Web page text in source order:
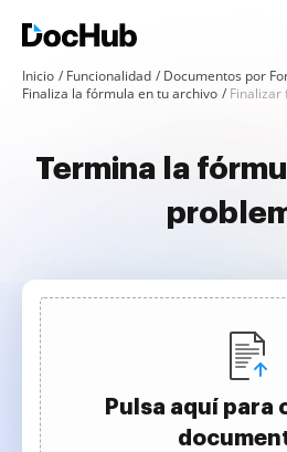
Inicio Funcionalidad
Documentos por
Finaliza la fórmula en tu archivo
Finalizar
Termina la
Pulsa aquí para